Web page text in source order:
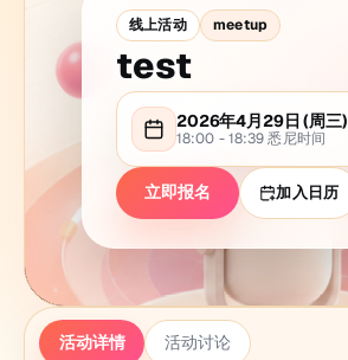
线上活动 meetup
test
2026年4月29日 (周三)
18:00 - 18:39 悉尼时间
立即报名 加入日历
活动详情 活动讨论